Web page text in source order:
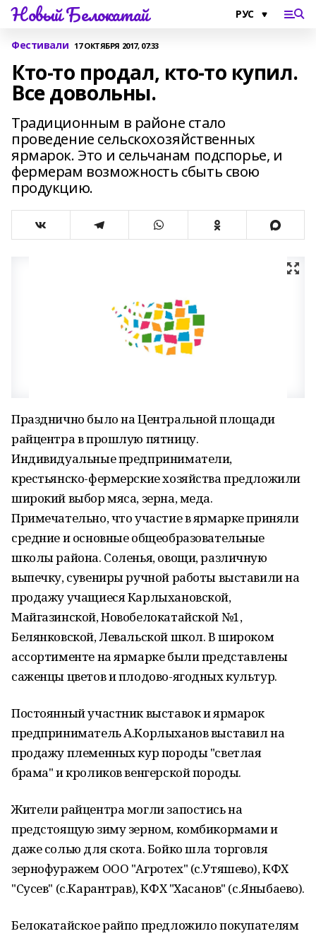
Новый Белокатай
Фестивали 17 ОКТЯБРЯ 2017, 07:33
Кто-то продал, кто-то купил.
Все довольны.
Традиционным в районе стало
проведение сельскохозяйственных
ярмарок. Это и сельчанам подспорье, и
фермерам возможность сбыть свою
продукцию.
Празднично было на Центральной площади
райцентра в прошлую пятницу.
Индивидуальные предприниматели,
крестьянско-фермерские хозяйства предложили
широкий выбор мяса, зерна, меда.
Примечательно, что участие в ярмарке приняли
средние и основные общеобразовательные
школы района. Соленья, овощи, различную
выпечку, сувениры ручной работы выставили на
продажу учащиеся Карлыхановской,
Майгазинской, Новобелокатайской №1,
Белянковской, Левальской школ. В широком
ассортименте на ярмарке были представлены
саженцы цветов и плодово-ягодных культур.
Постоянный участник выставок и ярмарок
предприниматель А.Корлыханов выставил на
продажу племенных кур породы "светлая
брама" и кроликов венгерской породы.
Жители райцентра могли запостись на
предстоящую зиму зерном, комбикормами и
даже солью для скота. Бойко шла торговля
зернофуражем ООО "Агротех" (с.Утяшево), КФХ
"Сусев" (с.Карантрав), КФХ "Хасанов" (с.Яныбаево).
Белокатайское райпо предложило покупателям